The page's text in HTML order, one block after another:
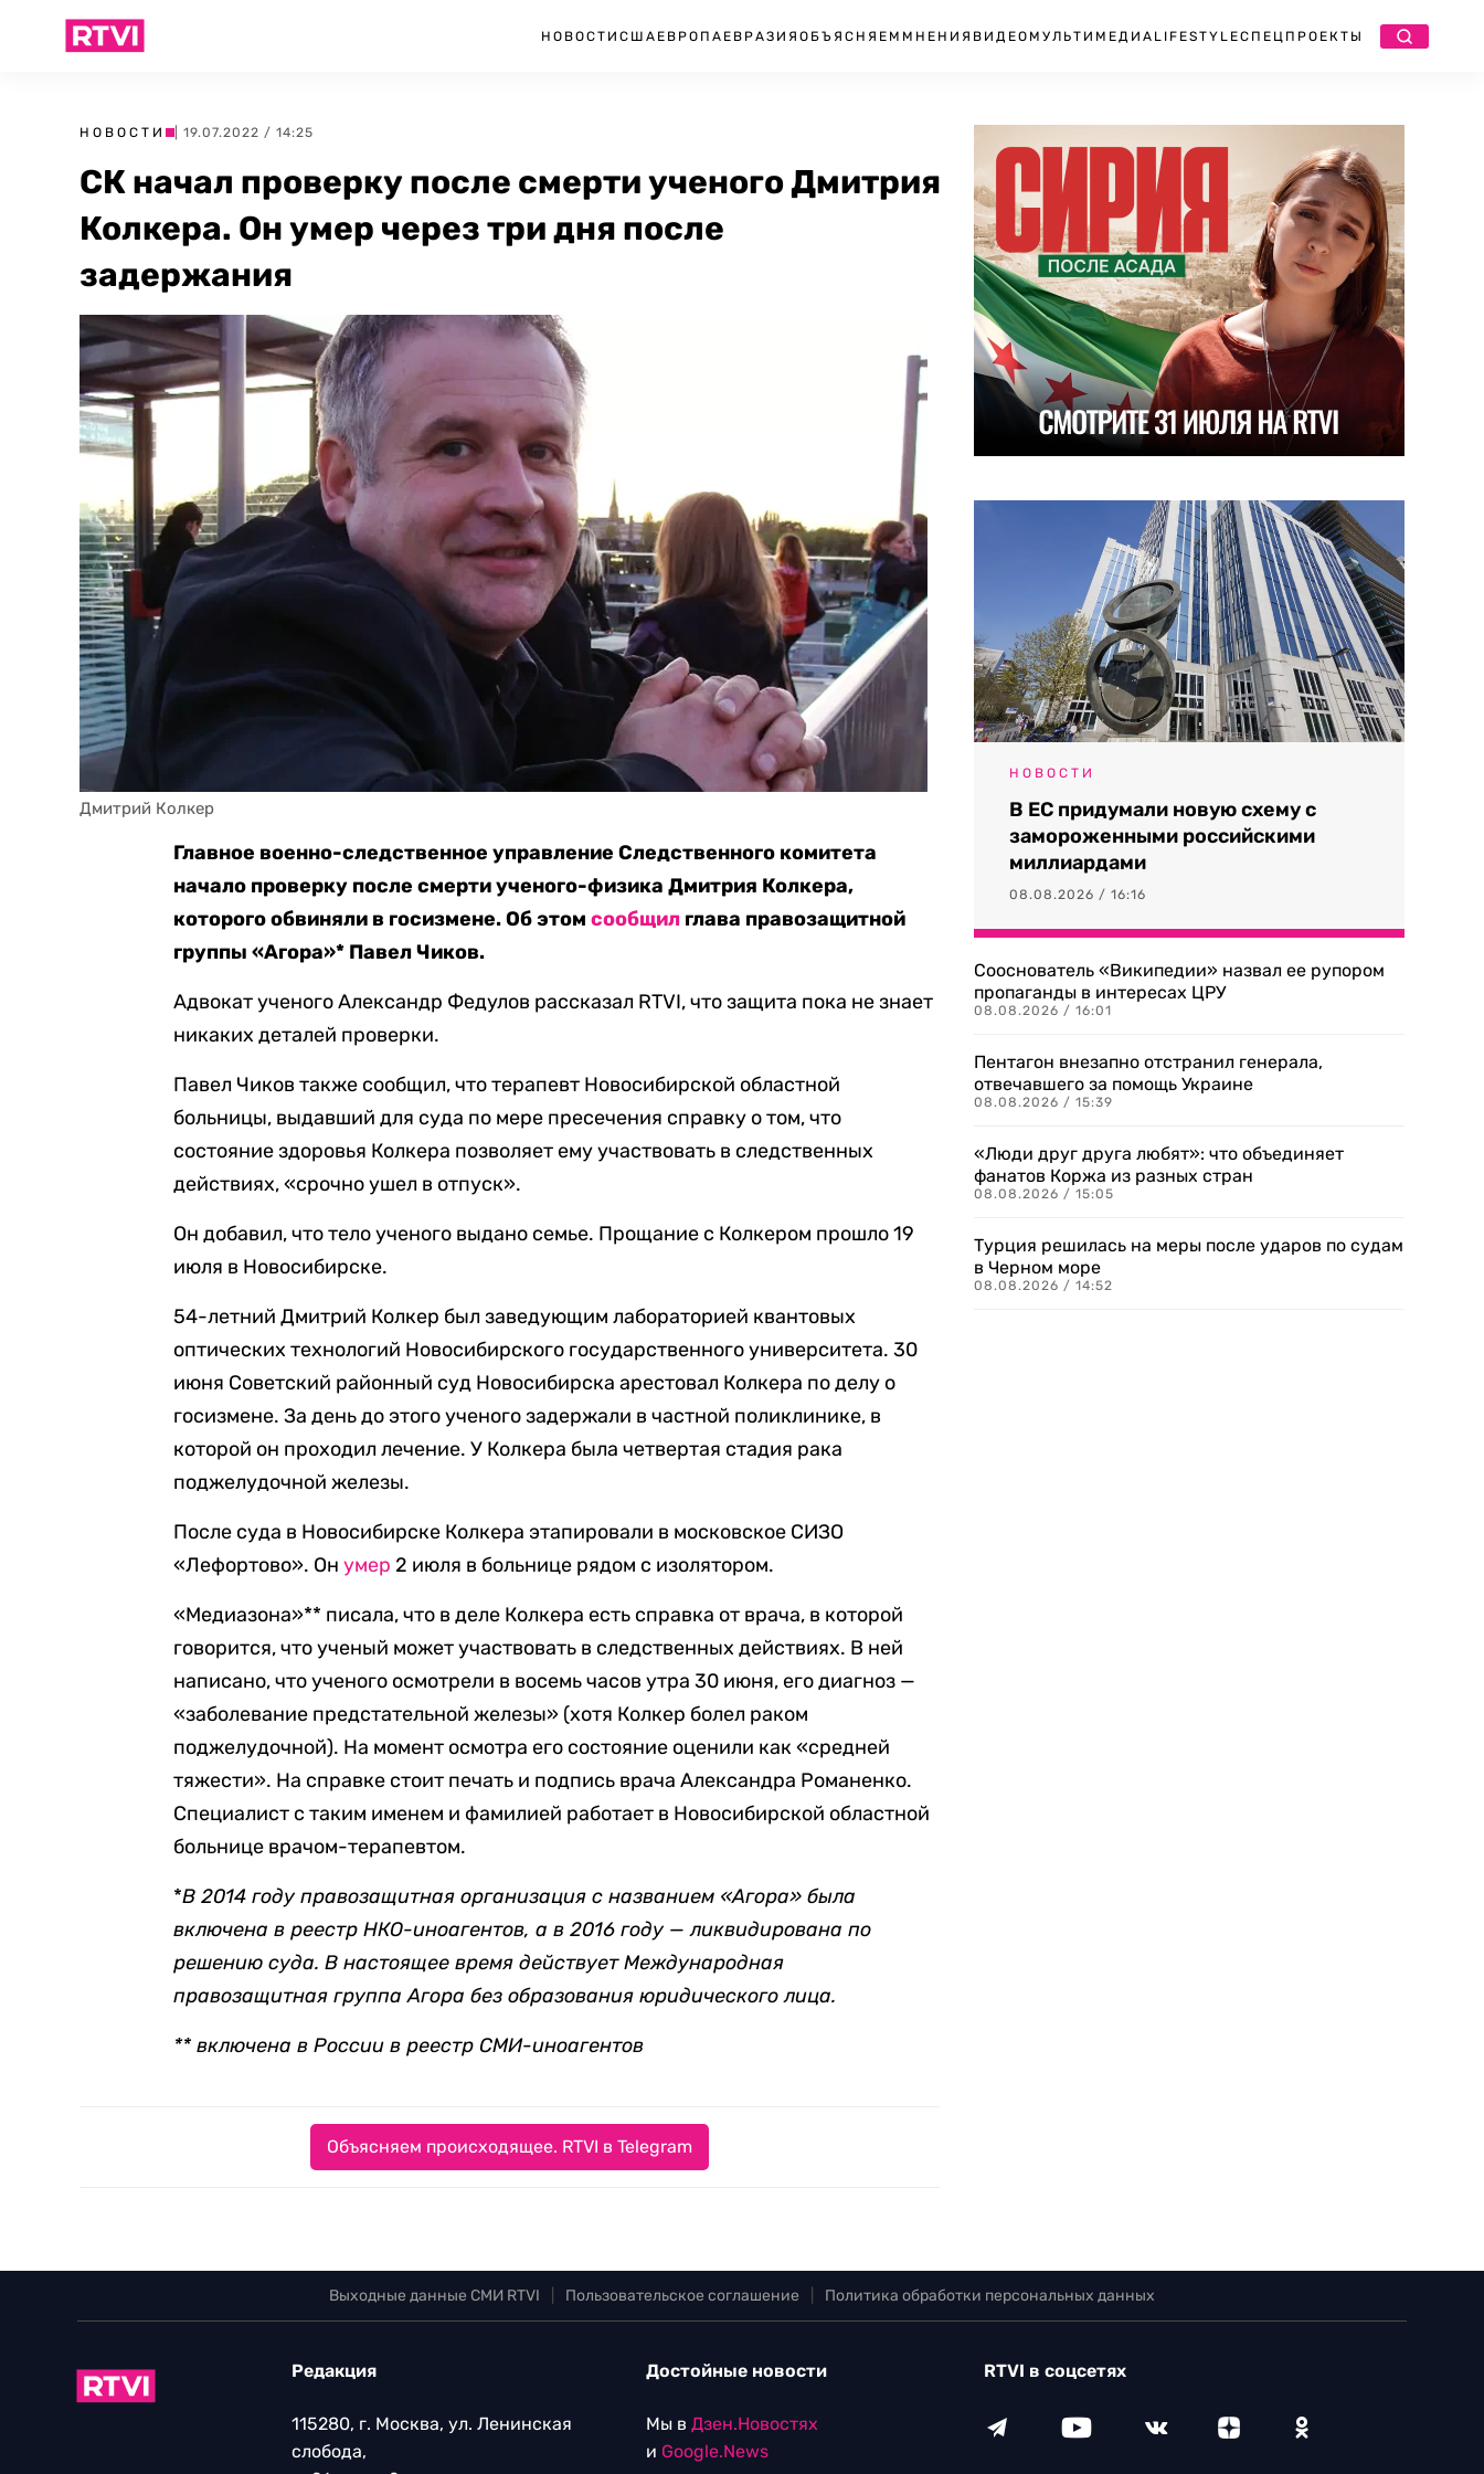
НОВОСТИ США ЕВРОПА ЕВРАЗИЯ ОБЪЯСНЯЕМ МНЕНИЯ ВИДЕО МУЛЬТИМЕДИА LIFESTYLEСПЕЦПРОЕКТЫ
НОВОСТИ | 19.07.2022 / 14:25
СК начал проверку после смерти ученого Дмитрия
Колкера. Он умер через три дня после
задержания
Дмитрий Колкер
Главное военно-следственное управление Следственного комитета
начало проверку после смерти ученого-физика Дмитрия Колкера,
которого обвиняли в госизмене. Об этомсообщил глава правозащитной
группы «Агора»* Павел Чиков.
Адвокат ученого Александр Федулов рассказал RTVI, что защита пока не знает
никаких деталей проверки.
Павел Чиков также сообщил, что терапевт Новосибирской областной
больницы, выдавший для суда по мере пресечения справку о том, что
состояние здоровья Колкера позволяет ему участвовать в следственных
действиях, «срочно ушел в отпуск».
Он добавил, что тело ученого выдано семье. Прощание с Колкером прошло 19
июля в Новосибирске.
54-летний Дмитрий Колкер был заведующим лабораторией квантовых
оптических технологий Новосибирского государственного университета. 30
июня Советский районный суд Новосибирска арестовал Колкера по делу о
госизмене. За день до этого ученого задержали в частной поликлинике, в
которой он проходил лечение. У Колкера была четвертая стадия рака
поджелудочной железы.
После суда в Новосибирске Колкера этапировали в московское СИЗО
«Лефортово». Онумер 2 июля в больнице рядом с изолятором.
«Медиазона»** писала, что в деле Колкера есть справка от врача, в которой
говорится, что ученый может участвовать в следственных действиях. В ней
написано, что ученого осмотрели в восемь часов утра 30 июня, его диагноз —
«заболевание предстательной железы» (хотя Колкер болел раком
поджелудочной). На момент осмотра его состояние оценили как «средней
тяжести». На справке стоит печать и подпись врача Александра Романенко.
Специалист с таким именем и фамилией работает в Новосибирской областной
больнице врачом-терапевтом.
*В 2014 году правозащитная организация с названием «Агора» была
включена в реестр НКО-иноагентов, а в 2016 году — ликвидирована по
решению суда. В настоящее время действует Международная
правозащитная группа Агора без образования юридического лица.
** включена в России в реестр СМИ-иноагентов
Объясняем происходящее. RTVI в Telegram
НОВОСТИ
В ЕС придумали новую схему с
замороженными российскими
миллиардами
08.08.2026 / 16:16
Сооснователь «Википедии» назвал ее рупором
пропаганды в интересах ЦРУ
08.08.2026 / 16:01
Пентагон внезапно отстранил генерала,
отвечавшего за помощь Украине
08.08.2026 / 15:39
«Люди друг друга любят»: что объединяет
фанатов Коржа из разных стран
08.08.2026 / 15:05
Турция решилась на меры после ударов по судам
в Черном море
08.08.2026 / 14:52
Выходные данные СМИ RTVI Пользовательское соглашение Политика обработки персональных данных
Редакция
115280, г. Москва, ул. Ленинская
слобода,
Достойные новости
Мы в Дзен.Новостях
и Google.News
RTVI в соцсетях